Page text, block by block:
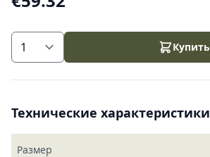
Купить
Технические характеристики
Размер